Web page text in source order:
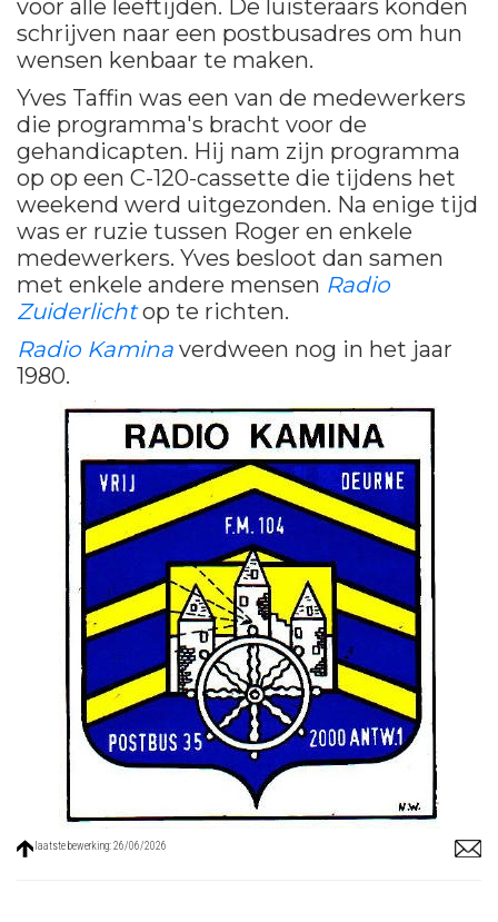
voor alle leeftijden. De luisteraars konden
schrijven naar een postbusadres om hun
wensen kenbaar te maken.
Yves Taffin was een van de medewerkers
die programma's bracht voor de
gehandicapten. Hij nam zijn programma
op op een C-120-cassette die tijdens het
weekend werd uitgezonden. Na enige tijd
was er ruzie tussen Roger en enkele
medewerkers. Yves besloot dan samen
met enkele andere mensen Radio
Zuiderlichtop te richten.
Radio Kamina verdween nog in het jaar
1980.
laatste bewerking: 26/06/2026